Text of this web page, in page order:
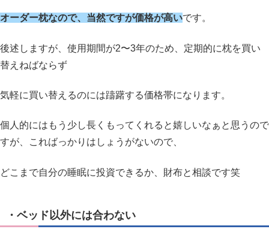
オーダー枕なので、当然ですが価格が高いです。
後述しますが、使用期間が2〜3年のため、定期的に枕を買い
替えねばならず
気軽に買い替えるのには躊躇する価格帯になります。
個人的にはもう少し長くもってくれると嬉しいなぁと思うので
すが、こればっかりはしょうがないので、
どこまで自分の睡眠に投資できるか、財布と相談です笑
・ベッド以外には合わない